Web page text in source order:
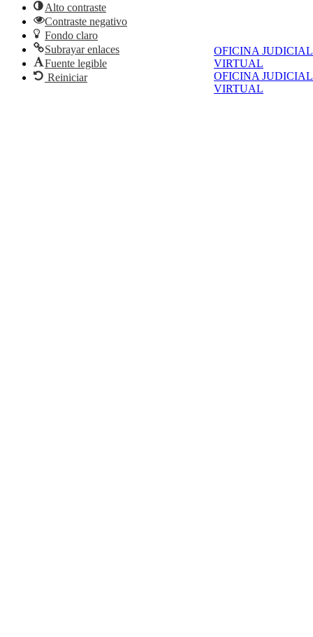
OFICINA JUDICIAL
VIRTUAL
OFICINA JUDICIAL
VIRTUAL
Alto contraste
Contraste negativo
Fondo claro
Subrayar enlaces
Fuente legible
Reiniciar